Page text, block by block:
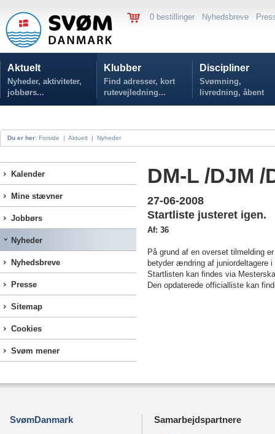
0 bestillinger Nyhedsbreve
Aktuelt
Nyheder, aktiviteter,
jobbørs...
Klubber
Find adresser, kort
rutevejledning...
Discipliner
Svømning,
livredning, åbent
vand...
Du er her: Forside | Aktuelt | Nyheder
Kalender
Mine stævner
Jobbørs
Nyheder
Nyhedsbreve
Presse
Sitemap
Cookies
Svøm mener
DM-L /DJM
27-06-2008
Startliste justeret igen.
Af: 36
På grund af en overset tilmelding
betyder ændring af juniordeltagere
Startlisten kan findes via
Den opdaterede officialliste kan
SvømDanmark Samarbejdspartnere